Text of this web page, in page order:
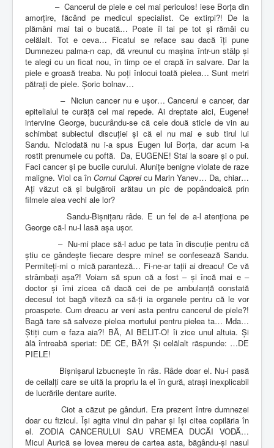
– Cancerul de piele e cel mai periculos! iese Borța din
amorțire, făcând pe medicul specialist. Ce extirpi?! De la
plămâni mai tai o bucată… Poate îl tai pe tot și rămâi cu
celălalt. Tot e ceva… Ficatul se reface sau dacă îți pune
Dumnezeu palma-n cap, dă vreunul cu mașina într-un stâlp și
te alegi cu un ficat nou, în timp ce el crapă în salvare. Dar la
piele e groasă treaba. Nu poți înlocui toată pielea… Sunt metri
pătrați de piele. Șoric bolnav…
– Niciun cancer nu e ușor… Cancerul e cancer, dar
epitelialul te curăță cel mai repede. Ai dreptate aici, Eugene!
intervine George, bucurându-se că cele două sticle de vin au
schimbat subiectul discuției și că el nu mai e sub tirul lui
Sandu. Niciodată nu i-a spus Eugen lui Borța, dar acum i-a
rostit prenumele cu poftă. Da, EUGENE! Stai la soare și o pui.
Faci cancer și pe bucile curului. Alunițe benigne violate de raze
maligne. Viol ca în Cornul Capreicu Marin Yanev… Da, chiar…
Ați văzut că și bulgăroii arătau un pic de popândoaică prin
filmele alea vechi ale lor?
Sandu-Bișnițaru râde. E un fel de a-l atenționa pe
George că-l nu-l lasă așa ușor.
– Nu-mi place să-l aduc pe tata în discuție pentru că
știu ce gândește fiecare despre mine! se confesează Sandu.
Permiteți-mi o mică paranteză… Fi-ne-ar tații ai dreacu! Ce vă
strâmbați așa?! Voiam să spun că a fost – și încă mai e –
doctor și îmi zicea că dacă cei de pe ambulanță constată
decesul tot bagă viteză ca să-ți ia organele pentru că le vor
proaspete. Cum dreacu ar veni asta pentru cancerul de piele?!
Bagă tare să salveze pielea mortului pentru pielea ta… Mda…
Știți cum e faza aia?! BĂ, AI BELIT-O! îi zice unul altuia. Și
ălă întreabă speriat: DE CE, BĂ?! Și celălalt răspunde: …DE
PIELE!
Bișnișarul izbucnește în râs. Râde doar el. Nu-i pasă
de ceilalți care se uită la propriu la el în gură, atrași inexplicabil
de lucrările dentare aurite.
Ciot a căzut pe gânduri. Era prezent între dumnezei
doar cu fizicul. Își agita vinul din pahar și își citea copilăria în
el. ZODIA CANCERULUI SAU VREMEA DUCĂI VODĂ…
Micul Aurică se lovea mereu de cartea asta, băgându-și nasul